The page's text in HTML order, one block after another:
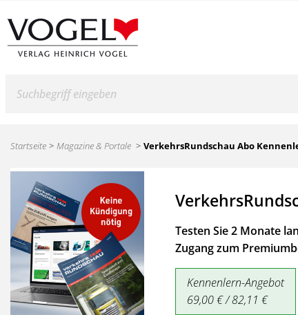
Startseite Magazine & Portale VerkehrsRundschau Abo
Testen Sie 2 Monate
Zugang zum
Kennenlern-Angebot
69,00 € / 82,11 €